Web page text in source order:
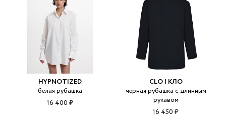
HYPNOTIZED
белая рубашка
16 400 ₽
CLO | КЛО
черная рубашка с длинным
рукавом
16 450 ₽